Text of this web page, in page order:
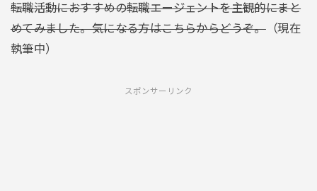
転職活動におすすめの転職エージェントを主観的にまと
めてみました。気になる方はこちらからどうぞ。（現在
執筆中）
スポンサーリンク